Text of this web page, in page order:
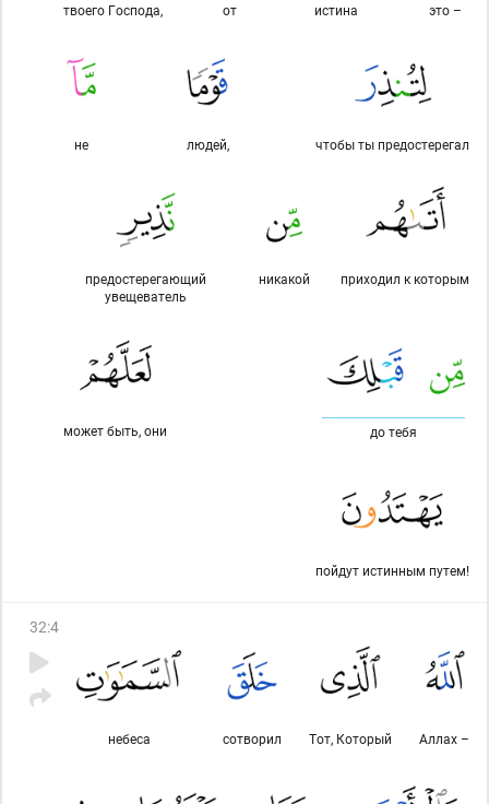
это –
истина
от
твоего Господа,
чтобы ты предостерегал
людей,
не
приходил к которым
никакой
предостерегающий
увещеватель
до тебя
может быть, они
пойдут истинным путем!
32:4
Аллах –
Тот, Который
сотворил
небеса